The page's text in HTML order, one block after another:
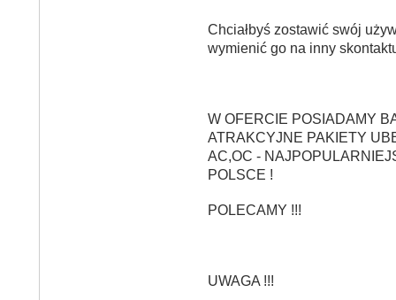
Chciałbyś zostawić swój
wymienić go na inny
W OFERCIE POSIADAMY
ATRAKCYJNE PAKIETY
AC,OC -
POLSCE !
POLECAMY !!!
UWAGA !!!